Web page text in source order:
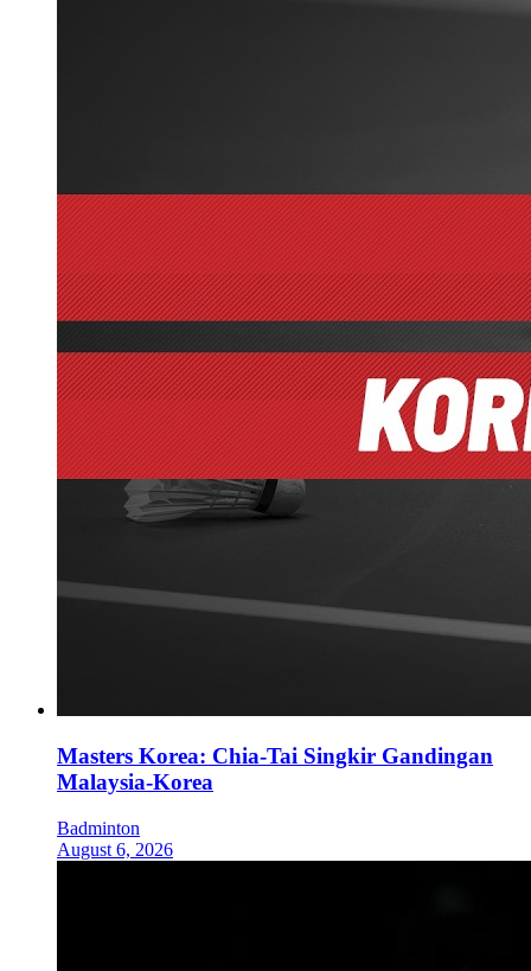
Masters Korea: Chia-Tai Singkir Gandingan
Malaysia-Korea
Badminton
August 6, 2026